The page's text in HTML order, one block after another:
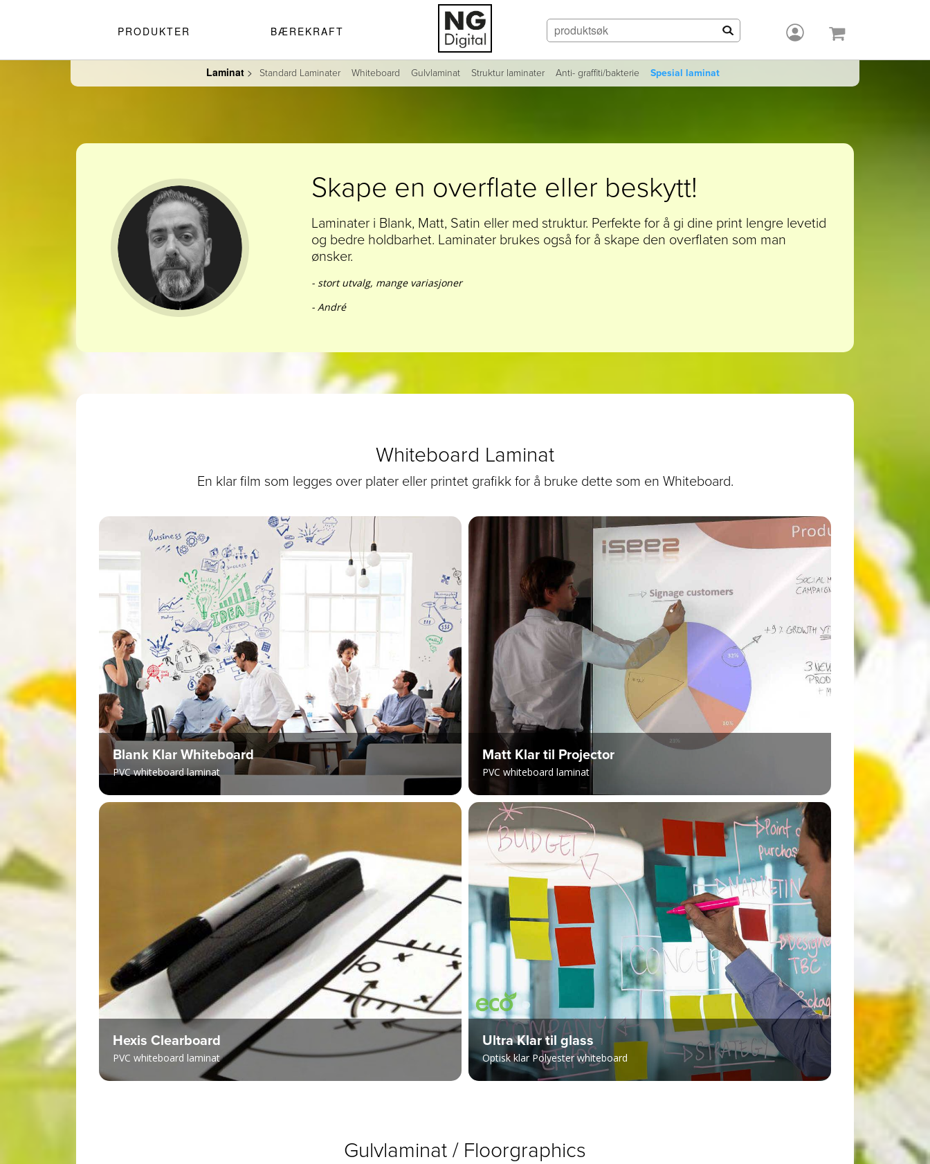
PRODUKTER BÆREKRAFT
Laminat > Standard Laminater Whiteboard Gulvlaminat Struktur laminater Anti- graffiti/bakterie Spesial laminat
Skape en overflate eller beskytt!
Laminater i Blank, Matt, Satin eller med struktur. Perfekte for å gi dine print lengre levetid
og bedre holdbarhet. Laminater brukes også for å skape den overflaten som man
ønsker.
- stort utvalg, mange variasjoner
- André
Whiteboard Laminat
En klar film som legges over plater eller printet grafikk for å bruke dette som en Whiteboard.
Blank Klar Whiteboard
PVC whiteboard laminat
Matt Klar til Projector
PVC whiteboard laminat
Hexis Clearboard
PVC whiteboard laminat
Ultra Klar til glass
Optisk klar Polyester whiteboard
Gulvlaminat / Floorgraphics